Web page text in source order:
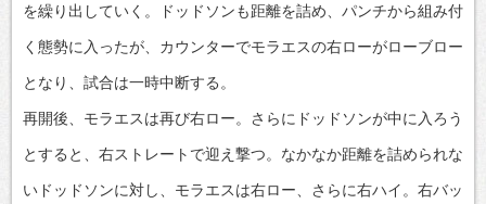
を繰り出していく。ドッドソンも距離を詰め、パンチから組み付
く態勢に入ったが、カウンターでモラエスの右ローがローブロー
となり、試合は一時中断する。
再開後、モラエスは再び右ロー。さらにドッドソンが中に入ろう
とすると、右ストレートで迎え撃つ。なかなか距離を詰められな
いドッドソンに対し、モラエスは右ロー、さらに右ハイ。右バッ